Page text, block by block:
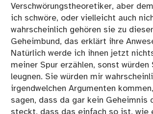
Verschwörungstheoretiker, aber
ich schwöre, oder vielleicht auch
wahrscheinlich gehören sie zu
Geheimbund, das erklärt ihre
Natürlich werde ich ihnen jetzt
meiner Spur erzählen, sonst würden
leugnen. Sie würden mir
irgendwelchen Argumenten
sagen, dass da gar kein Geheimnis
steckt, dass das einfach so ist, wie